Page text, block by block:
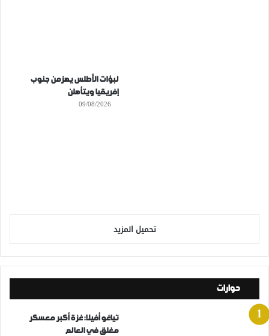
لبؤات الأطلس يهزمن جنوب
إفريقيا ويتأهلن
09/08/2026
تحميل المزيد
حوارات
تياغو أفيلا: غزة أكبر معسكر
مغلق في العالم